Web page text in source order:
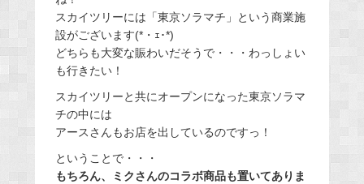
スカイツリーには「東京ソラマチ」という商業施
設がございます(*・ｪ･*)
どちらも大変な賑わいだそうで・・・わっしょい
も行きたい！
スカイツリーと共にオープンになった東京ソラマ
チの中には
アースさんもお店を出しているのですっ！
ということで・・・
もちろん、ミクさんのコラボ商品も置いてありま